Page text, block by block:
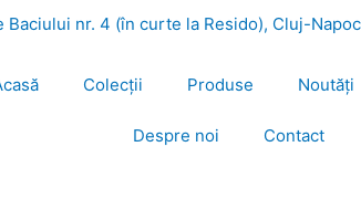
Baciului nr. 4 (în curte la Resido), Cluj-
Colecții Produse Noutăți
Despre noi Contact